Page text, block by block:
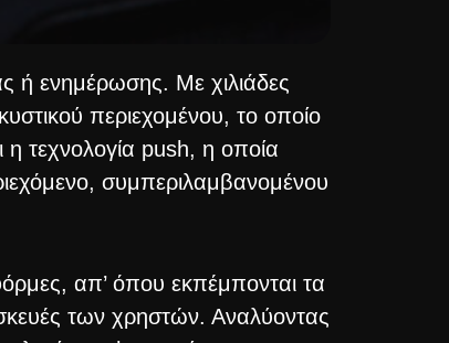
ή ενημέρωσης. Με χιλιάδες
περιεχομένου, το οποίο
η τεχνολογία push, η οποία
συμπεριλαμβανομένου
απ’ όπου εκπέμπονται τα
των χρηστών. Αναλύοντας